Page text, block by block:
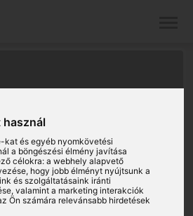
használ
kat és egyéb nyomkövetési
a böngészési élmény javítása
célokra:a webhely alapvető
, hogy jobb élményt nyújtsunk a
és szolgáltatásaink iránti
valamint a marketing interakciók
Ön számára relevánsabb hirdetések